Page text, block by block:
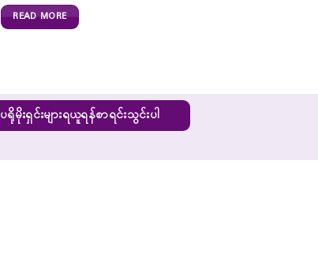
READ MORE
ပရိုမိုးရှင်းများရယူရန်စာရင်းသွင်းပါ